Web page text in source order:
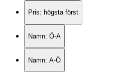
Pris: högsta först
Namn: Ö-A
Namn: A-Ö